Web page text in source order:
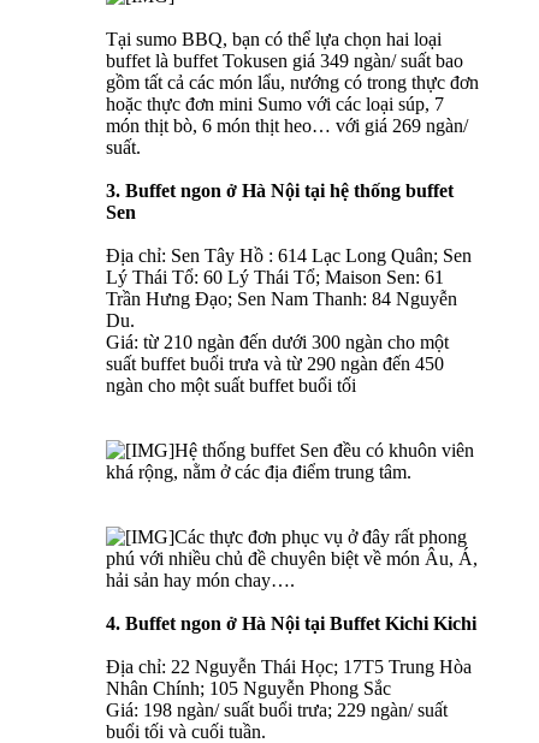
Tại sumo BBQ, bạn có thể lựa chọn hai loại
buffet là buffet Tokusen giá 349 ngàn/ suất bao
gồm tất cả các món lẩu, nướng có trong thực đơn
hoặc thực đơn mini Sumo với các loại súp, 7
món thịt bò, 6 món thịt heo… với giá 269 ngàn/
suất.
3. Buffet ngon ở Hà Nội tại hệ thống buffet
Sen
Địa chỉ: Sen Tây Hồ : 614 Lạc Long Quân; Sen
Lý Thái Tổ: 60 Lý Thái Tổ; Maison Sen: 61
Trần Hưng Đạo; Sen Nam Thanh: 84 Nguyễn
Du.
Giá: từ 210 ngàn đến dưới 300 ngàn cho một
suất buffet buổi trưa và từ 290 ngàn đến 450
ngàn cho một suất buffet buổi tối
Hệ thống buffet Sen đều có khuôn viên
khá rộng, nằm ở các địa điểm trung tâm.
Các thực đơn phục vụ ở đây rất phong
phú với nhiều chủ đề chuyên biệt về món Âu, Á,
hải sản hay món chay….
4. Buffet ngon ở Hà Nội tại Buffet Kichi Kichi
Địa chỉ: 22 Nguyễn Thái Học; 17T5 Trung Hòa
Nhân Chính; 105 Nguyễn Phong Sắc
Giá: 198 ngàn/ suất buổi trưa; 229 ngàn/ suất
buổi tối và cuối tuần.